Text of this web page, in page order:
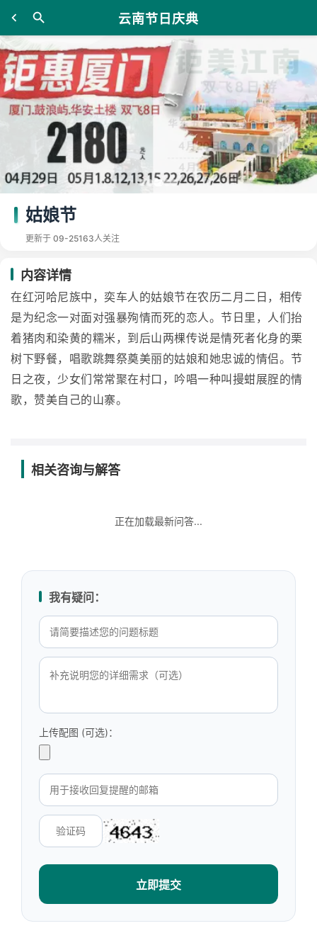
云南节日庆典
姑娘节
更新于 09-25163人关注
内容详情
在红河哈尼族中，奕车人的姑娘节在农历二月二日，相传
是为纪念一对面对强暴殉情而死的恋人。节日里，人们抬
着猪肉和染黄的糯米，到后山两棵传说是情死者化身的栗
树下野餐，唱歌跳舞祭奠美丽的姑娘和她忠诚的情侣。节
日之夜，少女们常常聚在村口，吟唱一种叫摱蚶展脭的情
歌，赞美自己的山寨。
相关咨询与解答
正在加载最新问答...
我有疑问：
上传配图 (可选)：
立即提交